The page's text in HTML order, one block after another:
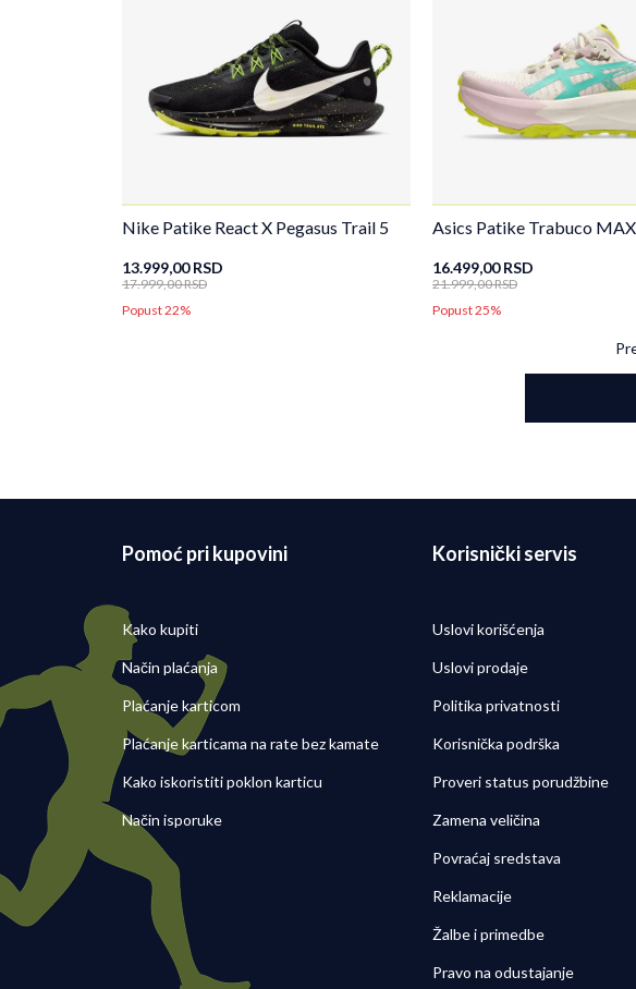
Nike Patike React X Pegasus Trail 5
13.999,00 RSD
17.999,00RSD
Popust 22%
Asics Patike Trabuco
16.499,00 RSD
21.999,00RSD
Popust 25%
Pomoć pri kupovini
Kako kupiti
Način plaćanja
Plaćanje karticom
Plaćanje karticama na rate bez kamate
Kako iskoristiti poklon karticu
Način isporuke
Korisnički servis
Uslovi korišćenja
Uslovi prodaje
Politika privatnosti
Korisnička podrška
Proveri status porudžbine
Zamena veličina
Povraćaj sredstava
Reklamacije
Žalbe i primedbe
Pravo na odustajanje